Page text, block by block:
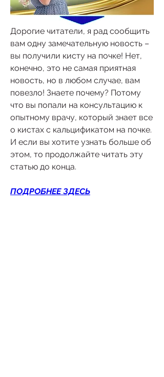
Дорогие читатели, я рад сообщить
вам одну замечательную новость –
вы получили кисту на почке! Нет,
конечно, это не самая приятная
новость, но в любом случае, вам
повезло! Знаете почему? Потому
что вы попали на консультацию к
опытному врачу, который знает все
о кистах с кальцификатом на почке.
И если вы хотите узнать больше об
этом, то продолжайте читать эту
статью до конца.
ПОДРОБНЕЕ ЗДЕСЬ